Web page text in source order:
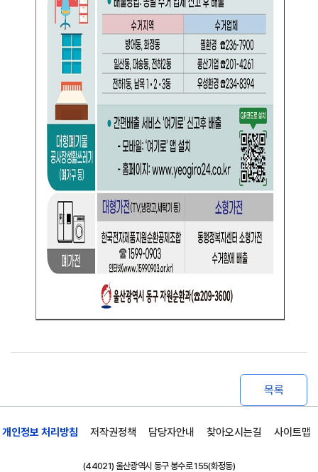
목록
개인정보 처리방침 저작권정책 담당자안내 찾아오시는길 사이트맵
(44021) 울산광역시 동구 봉수로 155(화정동)